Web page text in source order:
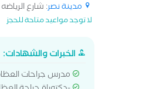
مدينة نصر: شارع
لا توجد مواعيد متاحة للحجز
الخبرات والشهادات:
مدرس جراحات